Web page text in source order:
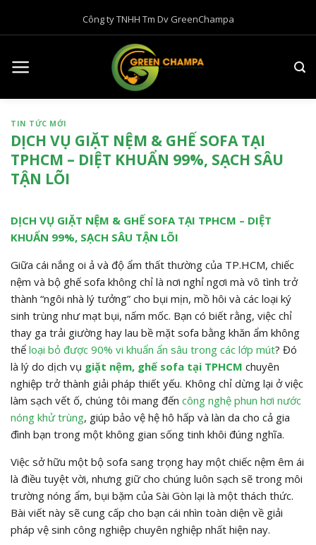
Công ty TNHH Tm Dv GreenChampa
TIN TỨC MỚI
DỊCH VỤ GIẶT NỆM & GHẾ SOFA TẠI
TPHCM – DIỆT KHUẨN 99%, SẠCH SÂU
TẬN LÕI
DỊCH VỤ GIẶT NỆM & GHẾ SOFA TẠI TPHCM – DIỆT
KHUẨN 99%, SẠCH SÂU TẬN LÕI
Giữa cái nắng oi ả và độ ẩm thất thường của TP.HCM, chiếc
nệm và bộ ghế sofa không chỉ là nơi nghỉ ngơi mà vô tình trở
thành “ngôi nhà lý tưởng” cho bụi mịn, mồ hôi và các loại ký
sinh trùng như mạt bụi, nấm mốc. Bạn có biết rằng, việc chỉ
thay ga trải giường hay lau bề mặt sofa bằng khăn ẩm không
thể loại bỏ được 90% vi khuẩn ẩn sâu trong các lớp mút? Đó
là lý do dịch vụ giặt nệm, ghế sofa tại TPHCM chuyên
nghiệp trở thành giải pháp thiết yếu. Không chỉ dừng lại ở việc
làm sạch vết ố, chúng tôi mang đến công nghệ phun hơi nước
nóng khử trùng, giúp bảo vệ hệ hô hấp và làn da cho cả gia
đình bạn trong một không gian sống tinh khôi đúng nghĩa.
Việc sở hữu một bộ sofa sang trọng hay một chiếc nệm êm ái
là điều tuyệt vời, nhưng giữ cho chúng luôn sạch sẽ trong môi
trường nóng ẩm, bụi bặm của Sài Gòn lại là một thách thức.
Bài viết này sẽ cung cấp cho bạn cái nhìn toàn diện về giải
pháp vệ sinh công nghiệp chuyên nghiệp nhất hiện nay.